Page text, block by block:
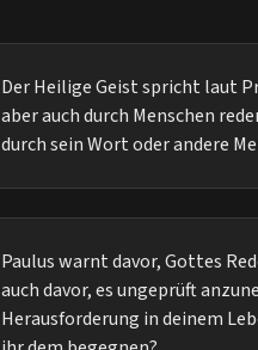
Der Heilige Geist spricht laut
aber auch durch Menschen
durch sein Wort oder andere
Paulus warnt davor, Gottes
auch davor, es ungeprüft
Herausforderung in deinem